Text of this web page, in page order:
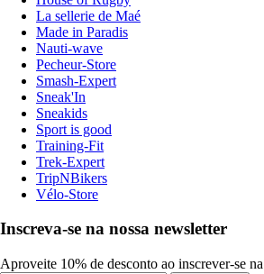
La sellerie de Maé
Made in Paradis
Nauti-wave
Pecheur-Store
Smash-Expert
Sneak'In
Sneakids
Sport is good
Training-Fit
Trek-Expert
TripNBikers
Vélo-Store
Inscreva-se na nossa newsletter
Aproveite 10% de desconto ao inscrever-se